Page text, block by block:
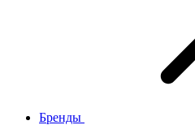
Бренды